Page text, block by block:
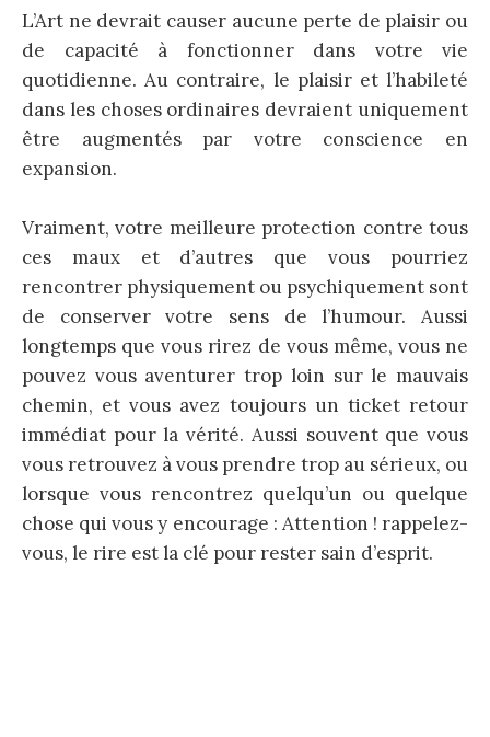
L’Art ne devrait causer aucune perte de plaisir ou
de capacité à fonctionner dans votre vie
quotidienne. Au contraire, le plaisir et l’habileté
dans les choses ordinaires devraient uniquement
être augmentés par votre conscience en
expansion.
Vraiment, votre meilleure protection contre tous
ces maux et d’autres que vous pourriez
rencontrer physiquement ou psychiquement sont
de conserver votre sens de l’humour. Aussi
longtemps que vous rirez de vous même, vous ne
pouvez vous aventurer trop loin sur le mauvais
chemin, et vous avez toujours un ticket retour
immédiat pour la vérité. Aussi souvent que vous
vous retrouvez à vous prendre trop au sérieux, ou
lorsque vous rencontrez quelqu’un ou quelque
chose qui vous y encourage : Attention ! rappelez-
vous, le rire est la clé pour rester sain d’esprit.